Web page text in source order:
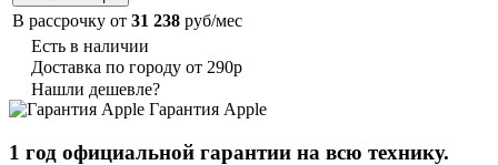
В рассрочку от 31 238 руб/мес
Есть в наличии
Доставка по городу от 290р
Нашли дешевле?
Гарантия Apple
1 год официальной гарантии на всю технику.